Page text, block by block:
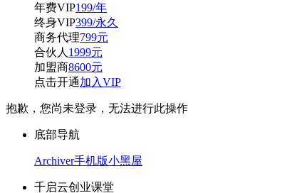
年费VIP199/年
终身VIP399/永久
商务代理799元
合伙人 1999元
加盟商8600元
点击开通加入VIP
抱歉，您尚未登录，无法进行此操作
底部导航
Archiver手机版小黑屋
千启云创业课堂